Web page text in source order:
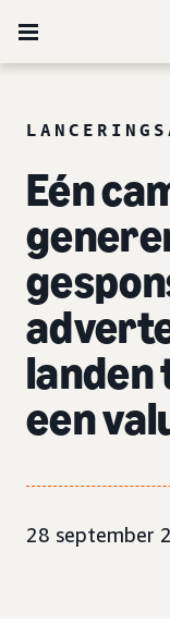
Eén
landen
een
28 september